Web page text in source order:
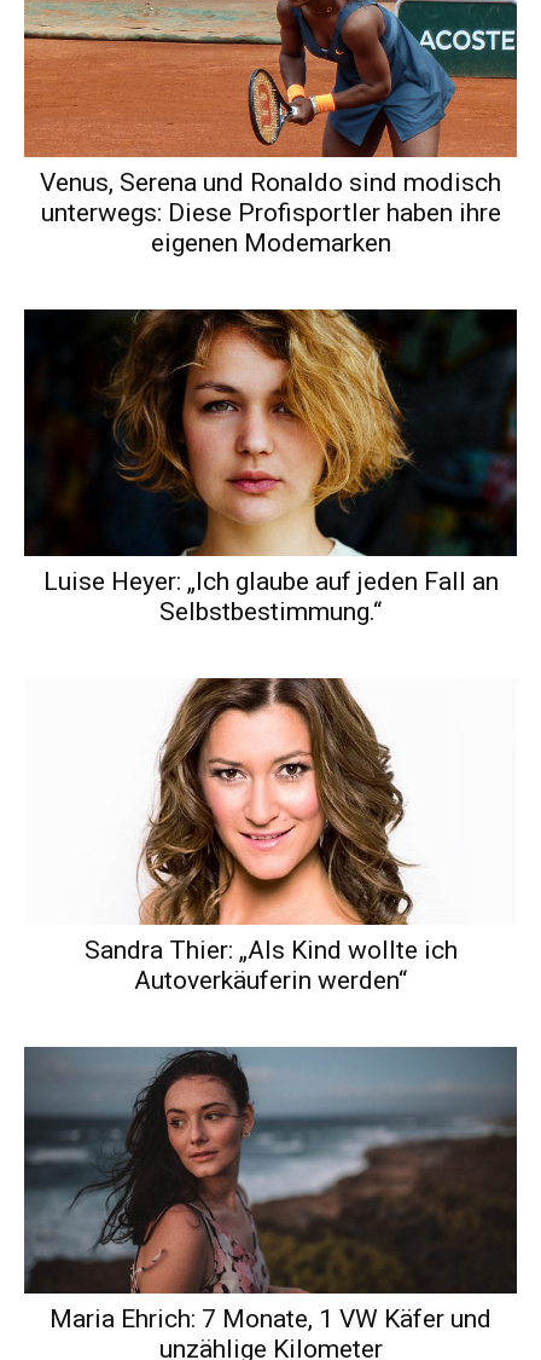
Venus, Serena und Ronaldo sind modisch
unterwegs: Diese Profisportler haben ihre
eigenen Modemarken
Luise Heyer: „Ich glaube auf jeden Fall an
Selbstbestimmung.“
Sandra Thier: „Als Kind wollte ich
Autoverkäuferin werden“
Maria Ehrich: 7 Monate, 1 VW Käfer und
unzählige Kilometer